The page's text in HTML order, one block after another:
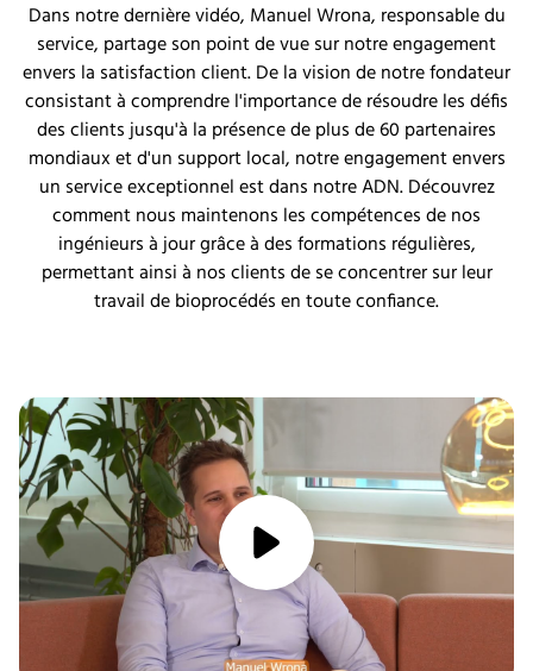
Dans notre dernière vidéo, Manuel Wrona, responsable du
service, partage son point de vue sur notre engagement
envers la satisfaction client. De la vision de notre fondateur
consistant à comprendre l'importance de résoudre les défis
des clients jusqu'à la présence de plus de 60 partenaires
mondiaux et d'un support local, notre engagement envers
un service exceptionnel est dans notre ADN. Découvrez
comment nous maintenons les compétences de nos
ingénieurs à jour grâce à des formations régulières,
permettant ainsi à nos clients de se concentrer sur leur
travail de bioprocédés en toute confiance.
media/play